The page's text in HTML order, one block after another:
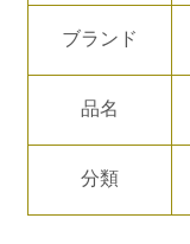
ブランド
品名
分類